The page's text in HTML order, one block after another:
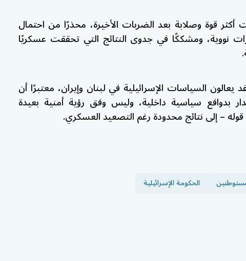
أكثر قوة وصلابة بعد الضربات الأخيرة، محذرًا من احتمال
نووية، ومشككًا في جدوى النتائج التي تحققت عسكريًا
يعالون السياسات الإسرائيلية في لبنان وإيران، معتبرًا أن
بدوافع سياسية داخلية، وليس وفق رؤية أمنية بعيدة
– إلى نتائج محدودة رغم التصعيد العسكري.
الحكومة الإسرائيلية